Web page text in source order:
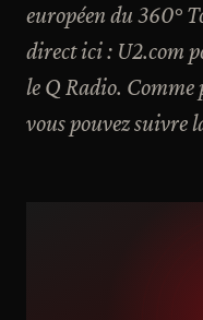
européen du 360°
direct ici : U2.com
le Q Radio. Comme
vous pouvez suivre